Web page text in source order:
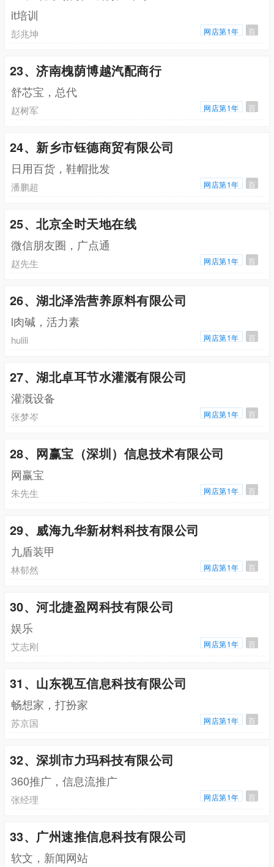
it培训
彭兆坤 网店第1年 百
23、济南槐荫博越汽配商行
舒芯宝，总代
赵树军 网店第1年 百
24、新乡市钰德商贸有限公司
日用百货，鞋帽批发
潘鹏超 网店第1年 百
25、北京全时天地在线
微信朋友圈，广点通
赵先生 网店第1年 百
26、湖北泽浩营养原料有限公司
l肉碱，活力素
hulili 网店第1年 百
27、湖北卓耳节水灌溉有限公司
灌溉设备
张梦岑 网店第1年 百
28、网赢宝（深圳）信息技术有限公司
网赢宝
朱先生 网店第1年 百
29、威海九华新材料科技有限公司
九盾装甲
林郁然 网店第1年 百
30、河北捷盈网科技有限公司
娱乐
艾志刚 网店第1年 百
31、山东视互信息科技有限公司
畅想家，打扮家
苏京国 网店第1年 百
32、深圳市力玛科技有限公司
360推广，信息流推广
张经理 网店第1年 百
33、广州速推信息科技有限公司
软文，新闻网站